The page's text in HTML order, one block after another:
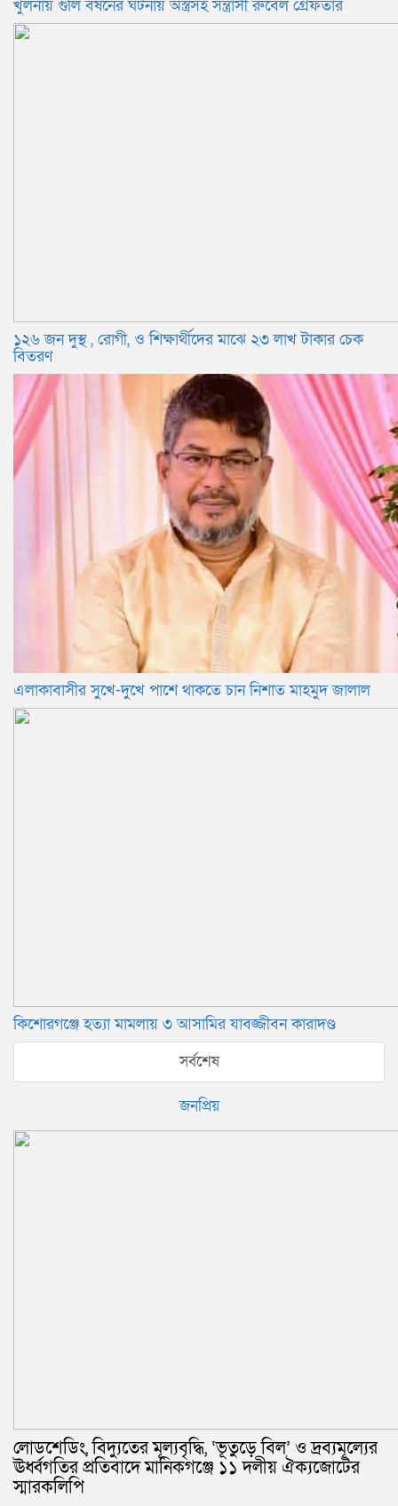
খুলনায় গুলি বর্ষনের ঘটনায় অস্ত্রসহ সন্ত্রাসী রুবেল গ্রেফতার
১২৬ জন দুস্থ , রোগী, ও শিক্ষার্থীদের মাঝে ২৩ লাখ টাকার চেক
বিতরণ
এলাকাবাসীর সুখে-দুখে পাশে থাকতে চান নিশাত মাহমুদ জালাল
কিশোরগঞ্জে হত্যা মামলায় ৩ আসামির যাবজ্জীবন কারাদণ্ড
সর্বশেষ
জনপ্রিয়
লোডশেডিং, বিদ্যুতের মূল্যবৃদ্ধি, ‘ভূতুড়ে বিল’ ও দ্রব্যমূল্যের
ঊর্ধ্বগতির প্রতিবাদে মানিকগঞ্জে ১১ দলীয় ঐক্যজোটের
স্মারকলিপি